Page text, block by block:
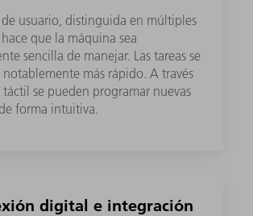
usuario, distinguida en múltiples
que la máquina sea
sencilla de manejar. Las tareas se
más rápido. A través
se pueden programar nuevas
forma intuitiva.
digital e integración